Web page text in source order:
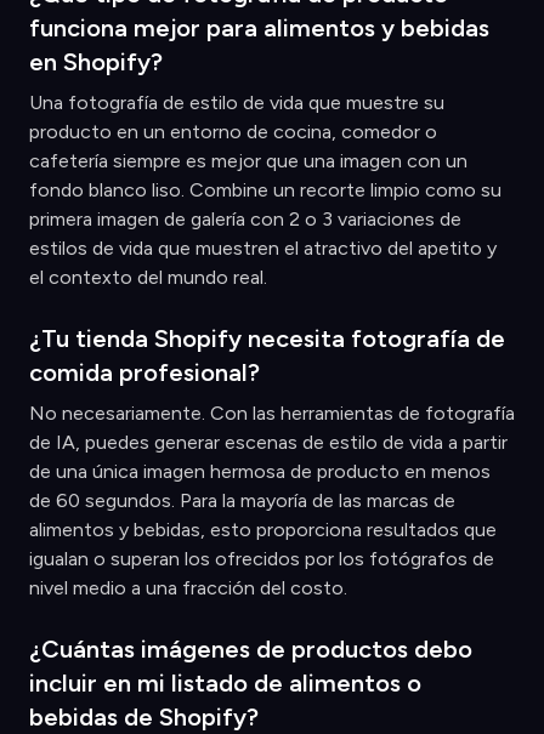
funciona mejor para alimentos y bebidas
en Shopify?
Una fotografía de estilo de vida que muestre su
producto en un entorno de cocina, comedor o
cafetería siempre es mejor que una imagen con un
fondo blanco liso. Combine un recorte limpio como su
primera imagen de galería con 2 o 3 variaciones de
estilos de vida que muestren el atractivo del apetito y
el contexto del mundo real.
¿Tu tienda Shopify necesita fotografía de
comida profesional?
No necesariamente. Con las herramientas de fotografía
de IA, puedes generar escenas de estilo de vida a partir
de una única imagen hermosa de producto en menos
de 60 segundos. Para la mayoría de las marcas de
alimentos y bebidas, esto proporciona resultados que
igualan o superan los ofrecidos por los fotógrafos de
nivel medio a una fracción del costo.
¿Cuántas imágenes de productos debo
incluir en mi listado de alimentos o
bebidas de Shopify?